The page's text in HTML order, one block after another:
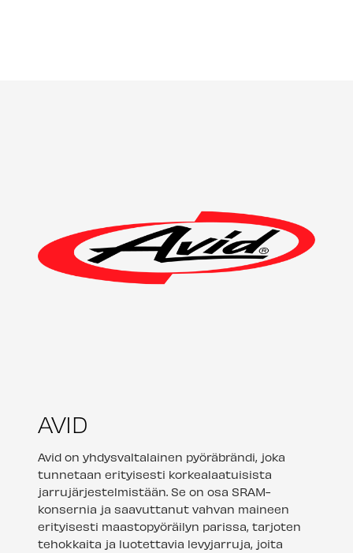
AVID
Avid on yhdysvaltalainen pyöräbrändi, joka
tunnetaan erityisesti korkealaatuisista
jarrujärjestelmistään. Se on osa SRAM-
konsernia ja saavuttanut vahvan maineen
erityisesti maastopyöräilyn parissa, tarjoten
tehokkaita ja luotettavia levyjarruja, joita